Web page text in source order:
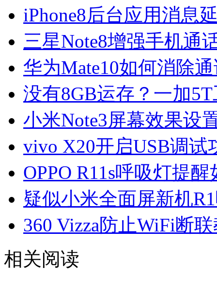
iPhone8后台应用消息
三星Note8增强手机通
华为Mate10如何消除
没有8GB运存？一加
小米Note3屏幕效果设
vivo X20开启USB调试
OPPO R11s呼吸灯提
疑似小米全面屏新机
360 Vizza防止WiFi断
相关阅读